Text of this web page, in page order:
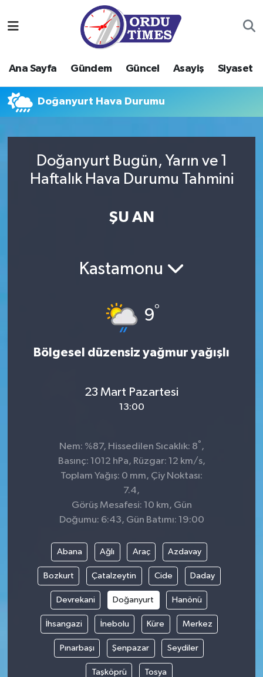
Ana Sayfa Gündem Güncel Asayiş Siyaset
Doğanyurt Hava Durumu
Doğanyurt Bugün, Yarın ve 1
Haftalık Hava Durumu Tahmini
ŞU AN
Kastamonu
9°
Bölgesel düzensiz yağmur yağışlı
23 Mart Pazartesi
13:00
Nem: %87, Hissedilen Sıcaklık: 8° ,
Basınç: 1012 hPa, Rüzgar: 12 km/s,
Toplam Yağış: 0 mm, Çiy Noktası:
7.4,
Görüş Mesafesi: 10 km, Gün
Doğumu: 6:43, Gün Batımı: 19:00
Abana Ağlı Araç Azdavay
Bozkurt Çatalzeytin Cide Daday
Devrekani Doğanyurt Hanönü
İhsangazi İnebolu Küre Merkez
Pınarbaşı Şenpazar Seydiler
Taşköprü Tosya
Gündem
Güncel
Siyaset
Ordu Nöbetçi Eczaneler
Ordu Hava Durumu
Ordu Namaz Vakitleri
Süper Lig Puan Durumu ve Fikstür
Son Dakika Haberleri